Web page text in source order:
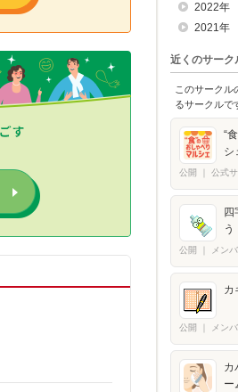
2022年
2021年
近くのサーク
このサークル
るサークルで
“
シ
公開 公式
四
う
公開 メン
カ
公開 メン
カ
ー